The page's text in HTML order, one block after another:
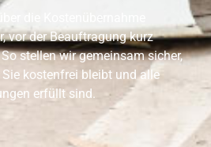
die Kostenübernahme
vor der Beauftragung kurz
stellen wir gemeinsam sicher,
kostenfrei bleibt und alle
erfüllt sind.